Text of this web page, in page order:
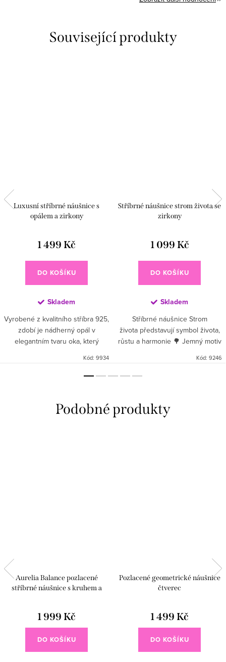
Související produkty
Luxusní stříbrné náušnice s
opálem a zirkony
1 499 Kč
DO KOŠÍKU
Skladem
Vyrobené z kvalitního stříbra 925,
zdobí je nádherný opál v
elegantním tvaru oka, který
Kód: 9934
Stříbrné náušnice strom života se
zirkony
1 099 Kč
DO KOŠÍKU
Skladem
Stříbrné náušnice Strom
života představují symbol života,
růstu a harmonie 🌳 Jemný motiv
které šperku dodávají hravý...
Kód: 9246
Aurelia Balance pozlacené
stříbrné náušnice s kruhem a
1 999 Kč
DO KOŠÍKU
Pozlacené geometrické náušnice
čtverec
1 499 Kč
DO KOŠÍKU